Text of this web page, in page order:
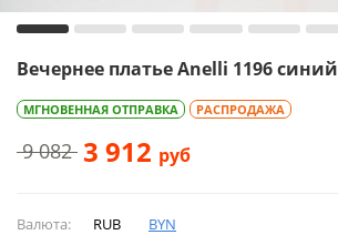
Вечернее платье Anelli 1196 синий
МГНОВЕННАЯ ОТПРАВКА РАСПРОДАЖА
9 082 3 912 руб
Валюта: RUB BYN